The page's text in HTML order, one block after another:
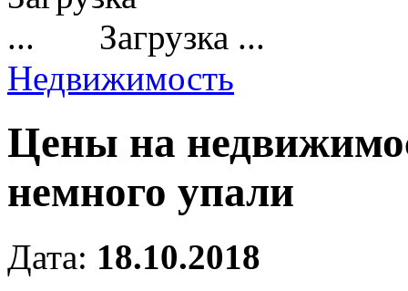
Загрузка ...
Недвижимость
Цены на
немного упали
Дата: 18.10.2018